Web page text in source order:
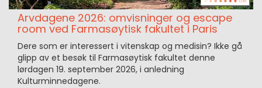
Arvdagene 2026: omvisninger og escape
room ved Farmasøytisk fakultet i Paris
Dere som er interessert i vitenskap og medisin? Ikke gå
glipp av et besøk til Farmasøytisk fakultet denne
lørdagen 19. september 2026, i anledning
Kulturminnedagene.